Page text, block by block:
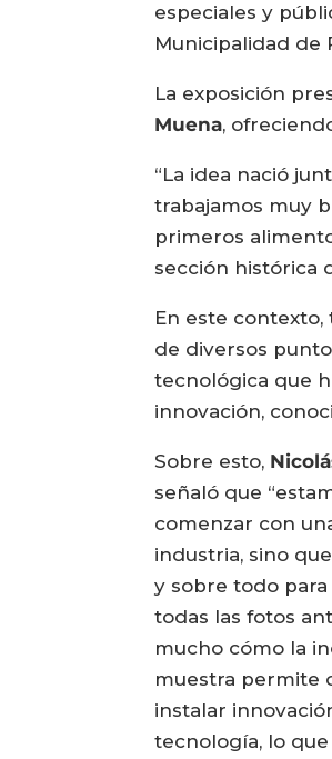
especiales y
Municipalidad de
La exposición
Muena,
“La idea nació
trabajamos muy
primeros
sección histórica
En este
de diversos
tecnológica que
innovación,
Sobre esto,
señaló que
comenzar con
industria, sino
y sobre todo
todas las fotos
mucho cómo la
muestra permite
instalar
tecnología, lo